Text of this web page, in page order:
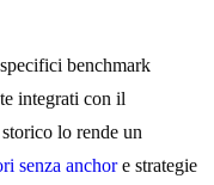
benchmark
integrati con il
lo rende un
senza anchore strategie